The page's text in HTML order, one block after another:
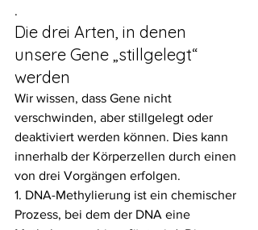
.
Die drei Arten, in denen
unsere Gene „stillgelegt“
werden
Wir wissen, dass Gene nicht
verschwinden, aber stillgelegt oder
deaktiviert werden können. Dies kann
innerhalb der Körperzellen durch einen
von drei Vorgängen erfolgen.
1. DNA-Methylierung ist ein chemischer
Prozess, bei dem der DNA eine